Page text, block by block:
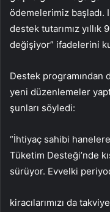
ödemelerimiz başladı.
destek tutarımız yıllık
değişiyor” ifadelerini
Destek programından
yeni düzenlemeler
şunları söyledi:
“İhtiyaç sahibi
Tüketim Desteği’nde
sürüyor. Evvelki
kiracılarımızı da